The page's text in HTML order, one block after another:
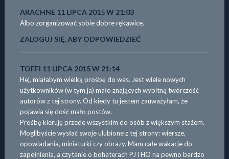
ARACHNE 11 LIPCA 2015 W 21:03
Albo zorganizować sobie dobre rękawice.
ZALOGUJ SIĘ, ABY ODPOWIEDZIEĆ
TOFFI 11 LIPCA 2015 W 21:14
Hej, miałabym wielką prośbę do was. Jest wiele nowych
użytkowników (w tym ja) mało znających wybitną twórczość
autorów z tej strony. Od kiedy tu jestem zauważyłam, że
pojawia się dość mało postów.
Prośbę kieruję przede wszystkim do osób z większym stażem.
Moglibyście wysłać swoje ulubione z tej strony: wiersze,
opowiadania, miniaturki czy obrazy. Mam całe wakacje do
zapełnienia, a czytanie o bohaterach PJ i HO na pewno bardzo